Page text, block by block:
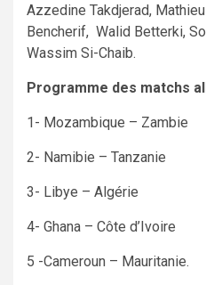
Azzedine Takdjerad,
Bencherif, Walid Betterki,
Wassim Si-Chaib.
Programme des matchs
1- Mozambique – Zambie
2- Namibie – Tanzanie
3- Libye – Algérie
4- Ghana – Côte d’Ivoire
5 -Cameroun – Mauritanie.